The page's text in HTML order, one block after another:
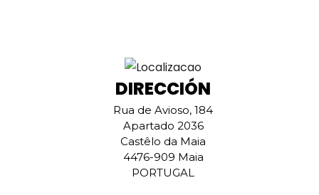
DIRECCIÓN
Rua de Avioso, 184
Apartado 2036
Castêlo da Maia
4476-909 Maia
PORTUGAL